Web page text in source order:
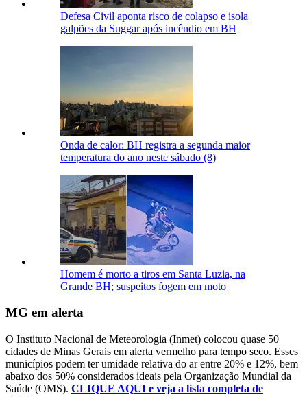
Defesa Civil aponta risco de colapso e isola
galpões da Suggar após incêndio em BH
Onda de calor: BH registra a segunda maior
temperatura do ano neste sábado (8)
Homem é morto a tiros em Santa Luzia, na
Grande BH; suspeitos fogem em moto
MG em alerta
O Instituto Nacional de Meteorologia (Inmet) colocou quase 50
cidades de Minas Gerais em alerta vermelho para tempo seco. Esses
municípios podem ter umidade relativa do ar entre 20% e 12%, bem
abaixo dos 50% considerados ideais pela Organização Mundial da
Saúde (OMS). CLIQUE AQUI e veja a lista completa de